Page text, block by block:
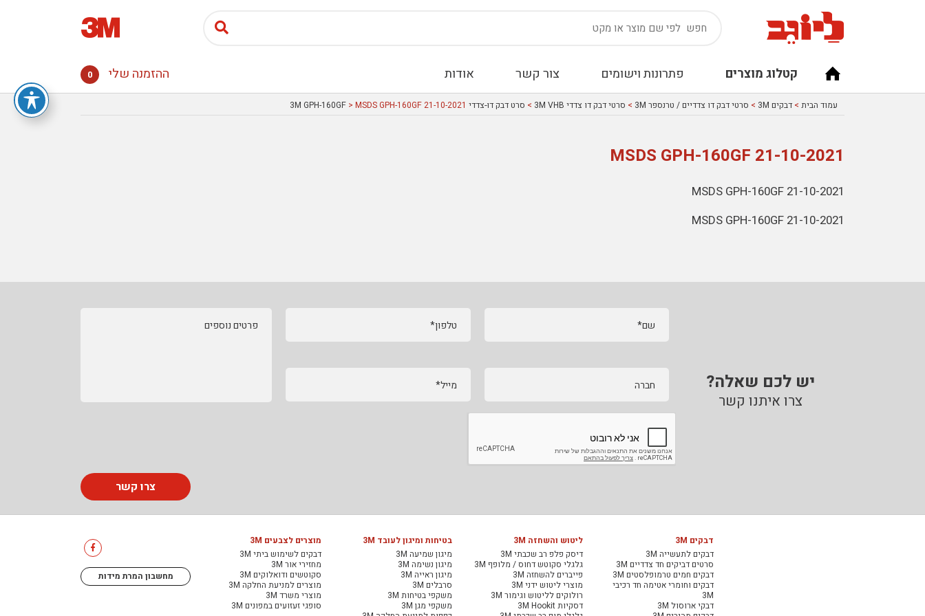
קטלוג מוצרים פתרונות וישומים צור קשר אודות ההזמנה שלי 0
עמוד הבית > דבקים 3M > סרטי דבק דו צדדיים / טרנספר 3M > סרטי דבק דו צדדי 3M VHB > סרט דבק דוּ-צדדי 3M GPH-160GF > MSDS GPH-160GF 21-10-2021
MSDS GPH-160GF 21-10-2021
MSDS GPH-160GF 21-10-2021
MSDS GPH-160GF 21-10-2021
יש לכם שאלה?
צרו איתנו קשר
שם* טלפון*
חברה מייל*
פרטים נוספים
צרו קשר
דבקים 3M
דבקים לתעשייה 3M
סרטים דביקים חד צדדיים 3M
דבקים חמים טרמופלסטים 3M
דבקים וחומרי אטימה חד רכיבי
3M
דבקי ארוסול 3M
ליטוש והשחזה 3M
דיסק פלפ רב שכבתי 3M
גלגלי סקוטש דחוס / מלופף 3M
פייברים להשחזה 3M
מוצרי ליטוש ידני 3M
רולוקים לליטוש וגימור 3M
דסקיות 3M Hookit
בטיחות ומיגון לעובד 3M
מיגון שמיעה 3M
מיגון נשימה 3M
מיגון ראייה 3M
סרבלים 3M
משקפי בטיחות 3M
משקפי מגן 3M
מוצרים לצבעים 3M
דבקים לשימוש ביתי 3M
מחזירי אור 3M
סקוטשים ודואלוקים 3M
מוצרים למניעת החלקה 3M
מוצרי משרד 3M
סופגי זעזועים במפונים 3M
מחשבון המרת מידות